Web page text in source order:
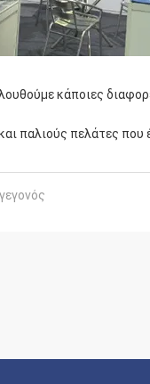
κάποιες
παλιούς πελάτες που